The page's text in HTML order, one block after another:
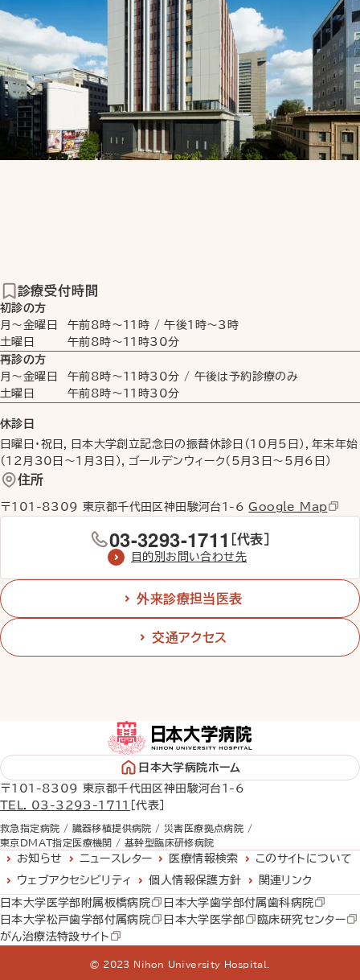
診療受付時間
初診の方
月〜金曜日
午前8時〜11時 /午後1時〜3時
土曜日
午前8時〜11時30分
再診の方
月〜金曜日
午前8時〜11時30分 / 午後は予約診療のみ
土曜日
午前8時〜11時30分
休診日
日曜日・祝日，日本大学創立記念日の振替休診日（10月5日），年末年始
（12月30日〜1月3日），ゴールデンウィーク（5月3日〜5月6日）
住所
〒101-8309 東京都千代田区神田駿河台1-6Google Map
03-3293-1711 ［代表］
目的別お問い合わせ先
外来診療担当医表
交通アクセス
日本大学病院ホーム
〒101-8309 東京都千代田区神田駿河台1-6
TEL. 03-3293-1711
［代表］
救急指定病院 / 臓器移植提供病院 / 災害医療拠点病院 /
東京DMAT指定医療機関 / 基幹型臨床研修病院
お知らせ ニュースレター 医療情報検索
このサイトについて
ウェブアクセシビリティ
個人情報保護方針
関連リンク
日本大学医学部附属板橋病院
日本大学歯学部付属歯科病院
日本大学松戸歯学部付属病院
日本大学医学部
臨床研究センター
がん治療法特設サイト
© 2023 Nihon University Hospital.